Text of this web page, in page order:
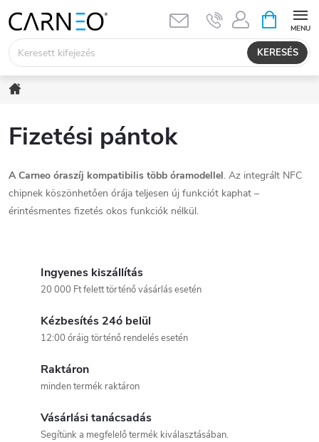
tartalomhoz
KERESÉS
KOSÁR
Fizetési pántok
A Carneo óraszíj kompatibilis több óramodellel. Az integrált NFC
chipnek köszönhetően órája teljesen új funkciót kaphat –
érintésmentes fizetés okos funkciók nélkül.
Ingyenes kiszállítás
20 000 Ft felett történő vásárlás esetén
Kézbesítés 24ó belül
12:00 óráig történő rendelés esetén
Raktáron
minden termék raktáron
Vásárlási tanácsadás
Segítünk a megfelelő termék kiválasztásában.